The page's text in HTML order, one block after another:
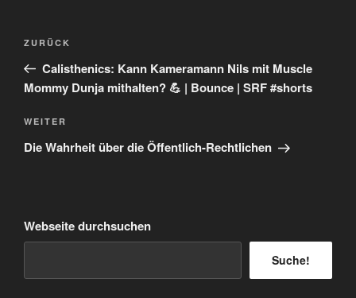
Beitragsnavigation
Vorheriger
Beitrag
ZURÜCK
Calisthenics: Kann Kameramann Nils mit Muscle
Mommy Dunja mithalten? 💪 | Bounce | SRF #shorts
Nächster
Beitrag
WEITER
Die Wahrheit über die Öffentlich-Rechtlichen
Webseite durchsuchen
Suche!